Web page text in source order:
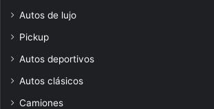
Autos de lujo
Pickup
Autos deportivos
Autos clásicos
Camiones